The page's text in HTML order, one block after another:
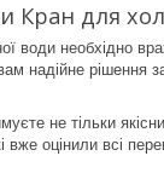
для
води необхідно
надійне рішення
не тільки
вже оцінили всі